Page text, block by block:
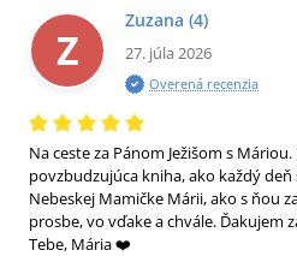
Z
Zuzana (4)
27. júla 2026
Overená recenzia
Na ceste za Pánom Ježišom s
povzbudzujúca kniha, ako každý
Nebeskej Mamičke Márii, ako s ňou
prosbe, vo vďake a chvále. Ďakujem
Tebe, Mária ❤️